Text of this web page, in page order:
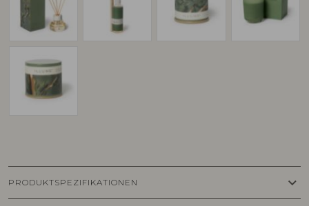
PRODUKTSPEZIFIKATIONEN keyboard_arrow_down